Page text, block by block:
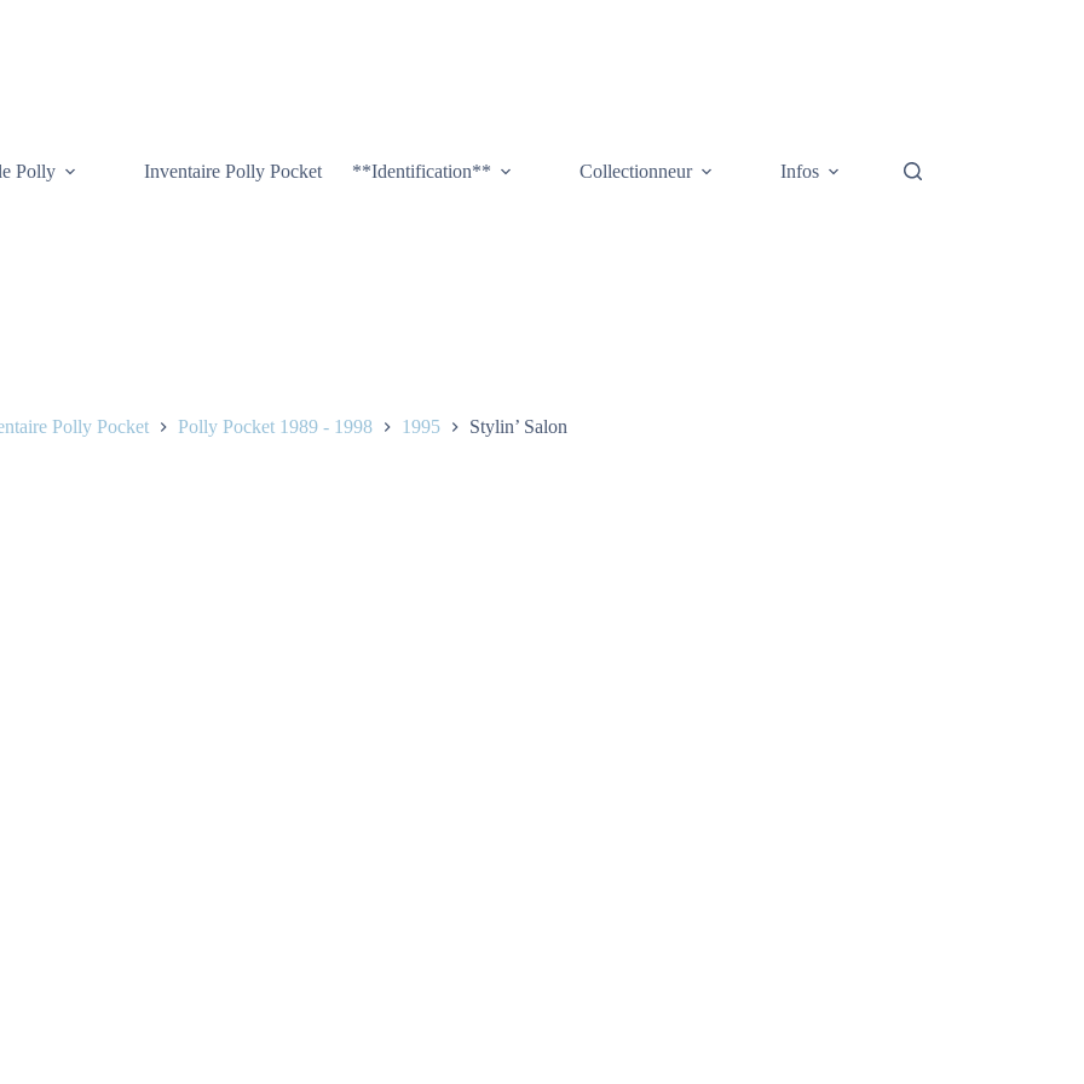
Polly Inventaire Polly Pocket **Identification** Collectionneur Infos Galerie photos
Polly Pocket Polly Pocket 1989 - 1998 1995 Stylin’ Salon